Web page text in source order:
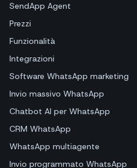
SendApp Agent
Prezzi
Funzionalità
Integrazioni
Software WhatsApp marketing
Invio massivo WhatsApp
Chatbot AI per WhatsApp
CRM WhatsApp
WhatsApp multiagente
Invio programmato WhatsApp